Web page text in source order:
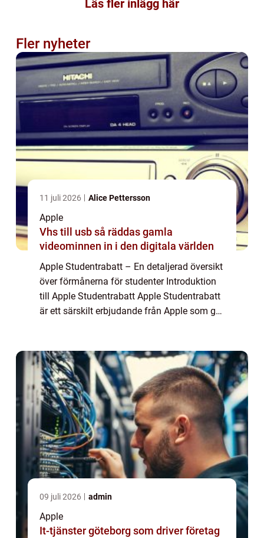
Läs fler inlägg här
Fler nyheter
11 juli 2026 Alice Pettersson
Apple
Vhs till usb så räddas gamla
videominnen in i den digitala världen
Apple Studentrabatt – En detaljerad översikt
över förmånerna för studenter Introduktion
till Apple Studentrabatt Apple Studentrabatt
är ett särskilt erbjudande från Apple som ger
09 juli 2026 admin
Apple
It-tjänster göteborg som driver företag